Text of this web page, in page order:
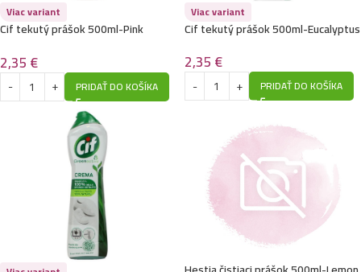
Viac variant
Cif tekutý prášok 500ml-Pink
2,35€
PRIDAŤ DO KOŠÍKA
Viac variant
Cif tekutý prášok 500ml-Eucalyptus
2,35€
PRIDAŤ DO KOŠÍKA